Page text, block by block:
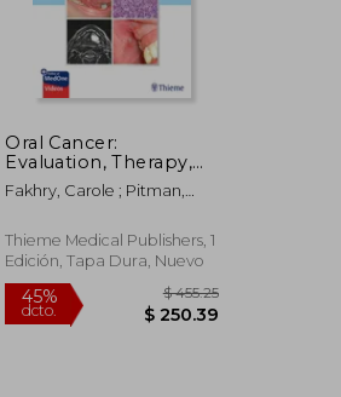
$ 352.27
$ 193.75
45%
dcto.
Oral Cancer:
Evaluation, Therapy,
and Rehabilitation (en
Inglés)
Fakhry, Carole ; Pitman,
Thieme Medical Publishers, 1
Edición, Tapa Dura, Nuevo